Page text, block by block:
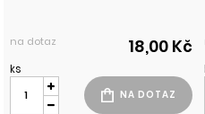
na dotaz 18,00 Kč
ks